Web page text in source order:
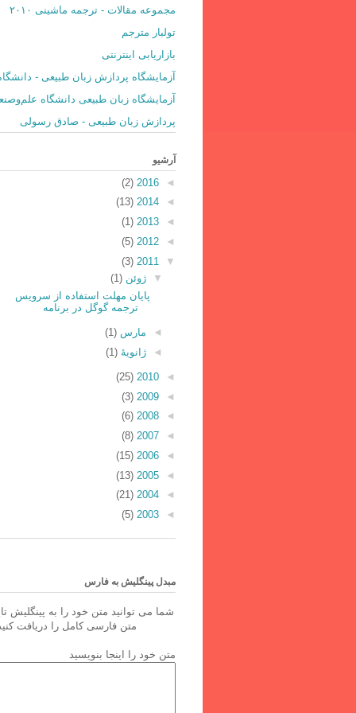
مجموعه مقالات - ترجمه ماشینی ۲۰۱۰
تولبار مترجم
بازاریابی اینترنتی
آزمایشگاه پردازش زبان طبیعی -
آزمایشگاه زبان طبیعی دانشگاه
پردازش زبان طبیعی - صادق رسولی
آرشیو
◄
2016
(2)
◄
2014
(13)
◄
2013
(1)
◄
2012
(5)
▼
2011
(3)
▼ ژوئن (1)
پایان مهلت استفاده از سرویس
ترجمه گوگل در برنامه
◄ مارس (1)
◄ ژانویهٔ (1)
◄
2010
(25)
◄
2009
(3)
◄
2008
(6)
◄
2007
(8)
◄
2006
(15)
◄
2005
(13)
◄
2004
(21)
◄
2003
(5)
مبدل پینگلیش به فارس
شما می توانید متن خود را به پینگلیش
متن فارسی کامل را دریافت
متن خود را اینجا بنویسید